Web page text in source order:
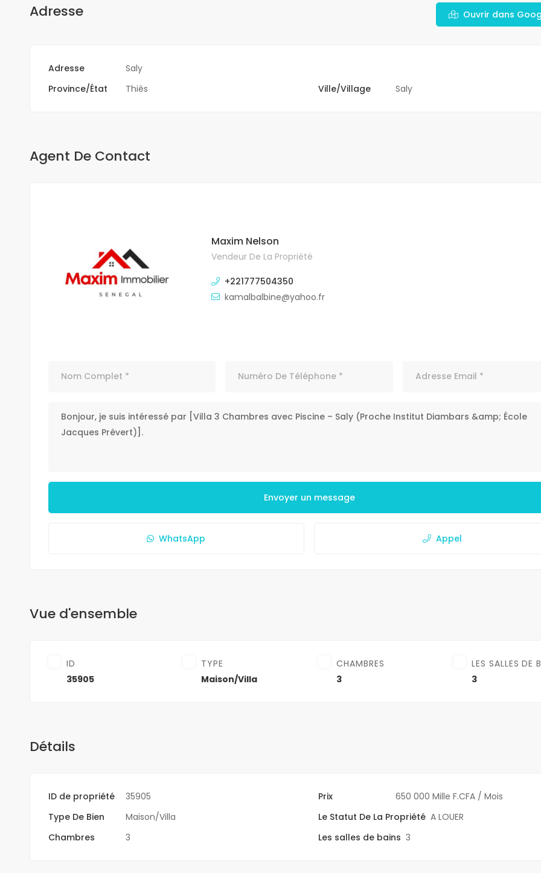
Adresse Ouvrir dans
Adresse
Saly
Province/État
Thiès Ville/Village Saly
Agent De Contact
Maxim Nelson
Vendeur De La Propriété
+221777504350
kamalbalbine@yahoo.fr
Envoyer un message
WhatsApp Appel
Vue d'ensemble
ID
35905
TYPE
Maison/Villa
CHAMBRES
3
LES SALLES DE
3
Détails
ID de propriété 35905 Prix 650 000 Mille F.CFA / Mois
Type De Bien
Maison/Villa Le Statut De La Propriété A LOUER
Chambres
3 Les salles de bains 3